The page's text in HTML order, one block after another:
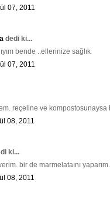
07, 2011
dedi ki...
bende ..ellerinize sağlık
07, 2011
reçeline ve kompostosunaysa
08, 2011
ki...
bir de marmelataını
08, 2011